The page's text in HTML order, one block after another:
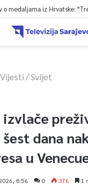
Vijesti/Svijet
izvlače
dana
u
8:56 0 376 1